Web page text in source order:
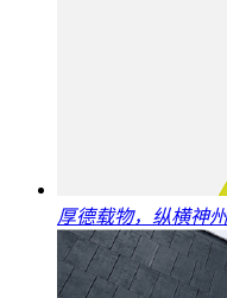
厚德载物，纵横神州